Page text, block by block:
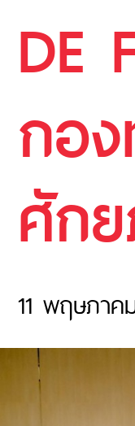
DE
กอ
ศัก
11 พฤษภาค